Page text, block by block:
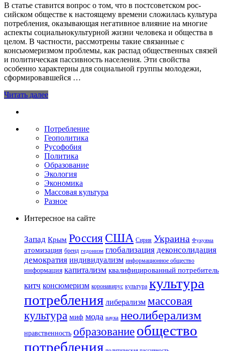
В статье ставится вопрос о том, что в постсоветском рос­
сийском обществе к настоящему времени сложилась культура
потреб­ления, оказывающая негативное влияние на многие
аспекты социально­культурной жизни человека и общества в
целом. В частности, рассмот­рены такие связанные с
консьюмеризмом проблемы, как распад обще­ственных связей
и политическая пассивность населения. Эти свойства
особенно характерны для социальной группы молодежи,
сформировав­шейся …
Читать далее
Потребление
Геополитика
Русофобия
Политика
Образование
Экология
Экономика
Массовая культура
Разное
Интересное на сайте
Запад Крым Россия США Сирия Украина Фукуяма
атомизация бренд гедонизм глобализация деконсолидация
демократия индивидуализм информационное общество
информация капитализм квалифицированный потребитель
китч консюмеризм коронавирус культура культура
потребления либерализм массовая
культура миф мода наука неолиберализм
нравственность образование общество
потребления